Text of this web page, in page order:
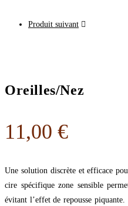
Produit suivant
Oreilles/Nez
11,00 €
Une solution discrète et efficace
cire spécifique zone sensible
évitant l’effet de repousse